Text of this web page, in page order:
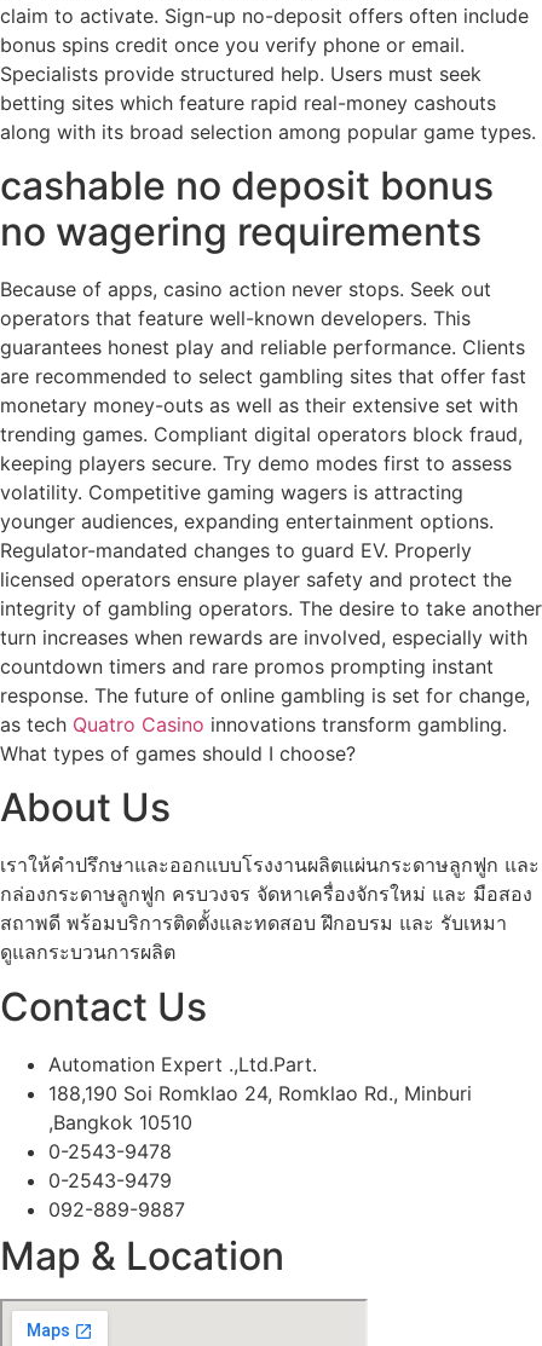
claim to activate. Sign-up no-deposit offers often include
bonus spins credit once you verify phone or email.
Specialists provide structured help. Users must seek
betting sites which feature rapid real-money cashouts
along with its broad selection among popular game types.
cashable no deposit bonus
no wagering requirements
Because of apps, casino action never stops. Seek out
operators that feature well-known developers. This
guarantees honest play and reliable performance. Clients
are recommended to select gambling sites that offer fast
monetary money-outs as well as their extensive set with
trending games. Compliant digital operators block fraud,
keeping players secure. Try demo modes first to assess
volatility. Competitive gaming wagers is attracting
younger audiences, expanding entertainment options.
Regulator-mandated changes to guard EV. Properly
licensed operators ensure player safety and protect the
integrity of gambling operators. The desire to take another
turn increases when rewards are involved, especially with
countdown timers and rare promos prompting instant
response. The future of online gambling is set for change,
as tech Quatro Casino innovations transform gambling.
What types of games should I choose?
About Us
เราให้คำปรึกษาและออกแบบโรงงานผลิตแผ่นกระดาษลูกฟูก และ
กล่องกระดาษลูกฟูก ครบวงจร จัดหาเครื่องจักรใหม่ และ มือสอง
สถาพดี พร้อมบริการติดตั้งและทดสอบ ฝึกอบรม และ รับเหมา
ดูแลกระบวนการผลิต
Contact Us
Automation Expert .,Ltd.Part.
188,190 Soi Romklao 24, Romklao Rd., Minburi
,Bangkok 10510
0-2543-9478
0-2543-9479
092-889-9887
Map & Location